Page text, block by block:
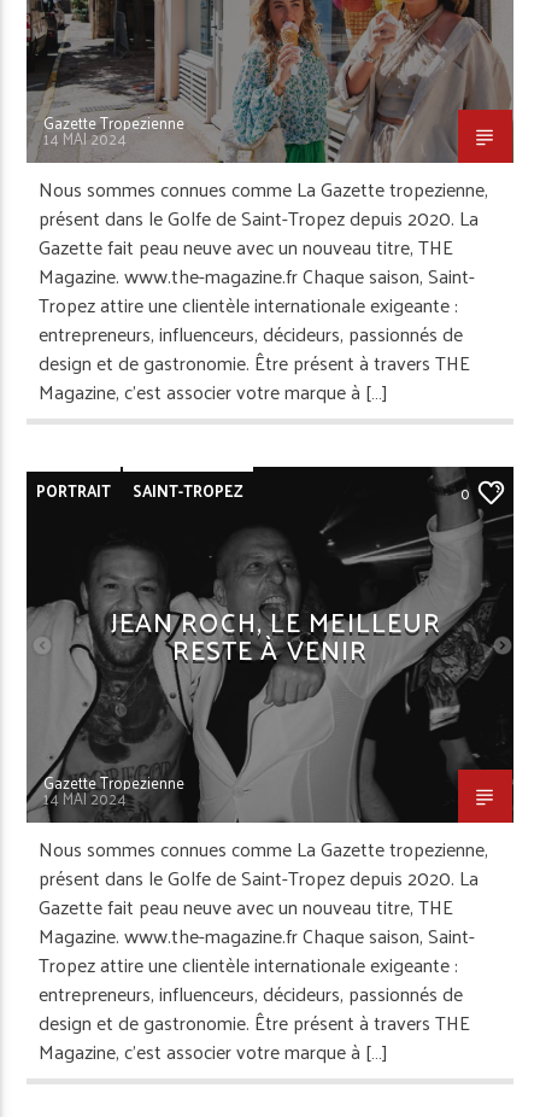
Gazette Tropezienne
14 MAI 2024
Nous sommes connues comme La Gazette tropezienne,
présent dans le Golfe de Saint-Tropez depuis 2020. La
Gazette fait peau neuve avec un nouveau titre, THE
Magazine. www.the-magazine.fr Chaque saison, Saint-
Tropez attire une clientèle internationale exigeante :
entrepreneurs, influenceurs, décideurs, passionnés de
design et de gastronomie. Être présent à travers THE
Magazine, c’est associer votre marque à […]
PORTRAIT SAINT-TROPEZ 0
JEAN ROCH, LE MEILLEUR
RESTE À VENIR
Gazette Tropezienne
14 MAI 2024
Nous sommes connues comme La Gazette tropezienne,
présent dans le Golfe de Saint-Tropez depuis 2020. La
Gazette fait peau neuve avec un nouveau titre, THE
Magazine. www.the-magazine.fr Chaque saison, Saint-
Tropez attire une clientèle internationale exigeante :
entrepreneurs, influenceurs, décideurs, passionnés de
design et de gastronomie. Être présent à travers THE
Magazine, c’est associer votre marque à […]